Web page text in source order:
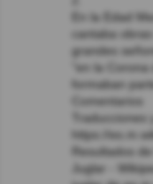
En la Edad
cantaba
grandes
"en la
formaban
Comentarios
https://
Resultados
Juglar -